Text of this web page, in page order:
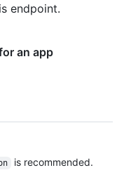
endpoint.
an app
is recommended.